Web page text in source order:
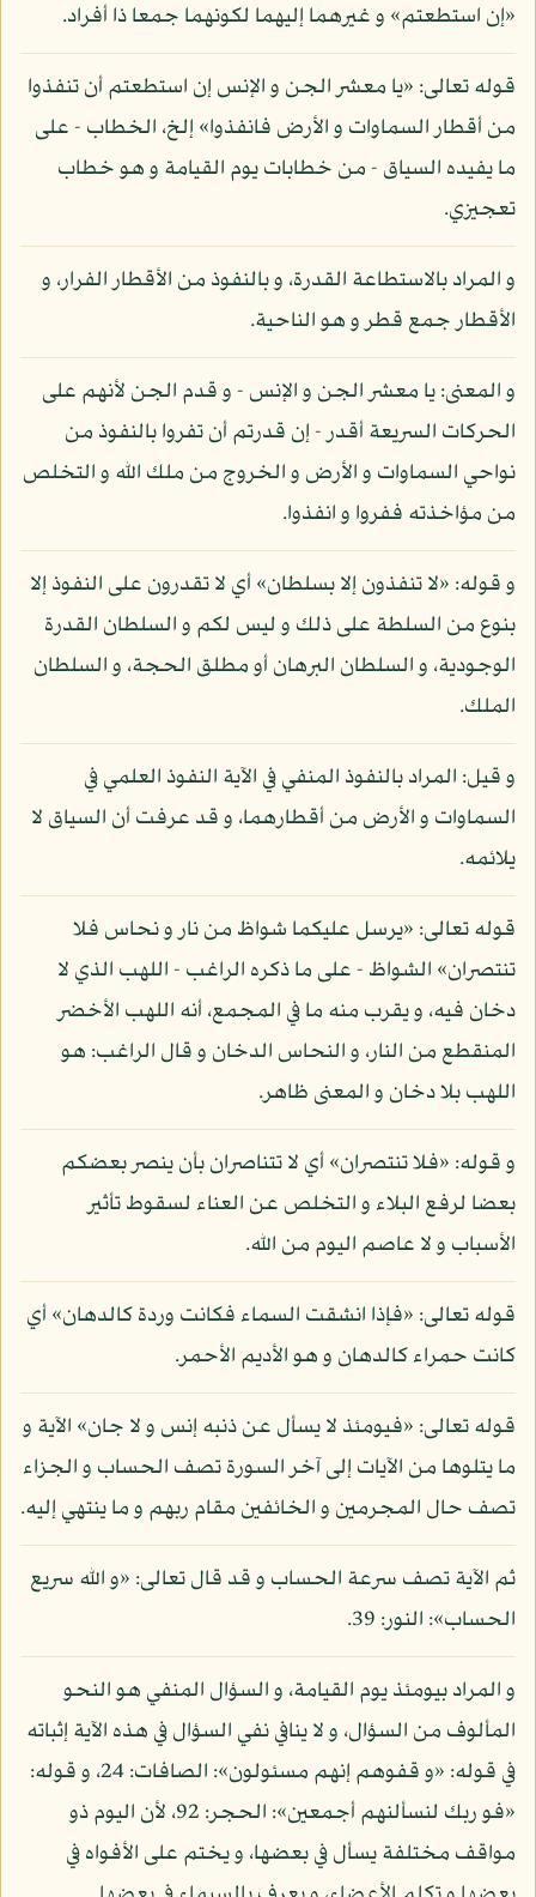
«إن استطعتم» و غيرهما إليهما لكونهما جمعا ذا أفراد.
قوله تعالى: «يا معشر الجن و الإنس إن استطعتم أن تنفذوا
من أقطار السماوات و الأرض فانفذوا» إلخ، الخطاب - على
ما يفيده السياق - من خطابات يوم القيامة و هو خطاب
تعجيزي.
و المراد بالاستطاعة القدرة، و بالنفوذ من الأقطار الفرار، و
الأقطار جمع قطر و هو الناحية.
و المعنى: يا معشر الجن و الإنس - و قدم الجن لأنهم على
الحركات السريعة أقدر - إن قدرتم أن تفروا بالنفوذ من
نواحي السماوات و الأرض و الخروج من ملك الله و التخلص
من مؤاخذته ففروا و انفذوا.
و قوله: «لا تنفذون إلا بسلطان» أي لا تقدرون على النفوذ إلا
بنوع من السلطة على ذلك و ليس لكم و السلطان القدرة
الوجودية، و السلطان البرهان أو مطلق الحجة، و السلطان
الملك.
و قيل: المراد بالنفوذ المنفي في الآية النفوذ العلمي في
السماوات و الأرض من أقطارهما، و قد عرفت أن السياق لا
يلائمه.
قوله تعالى: «يرسل عليكما شواظ من نار و نحاس فلا
تنتصران» الشواظ - على ما ذكره الراغب - اللهب الذي لا
دخان فيه، و يقرب منه ما في المجمع، أنه اللهب الأخضر
المنقطع من النار، و النحاس الدخان و قال الراغب: هو
اللهب بلا دخان و المعنى ظاهر.
و قوله: «فلا تنتصران» أي لا تتناصران بأن ينصر بعضكم
بعضا لرفع البلاء و التخلص عن العناء لسقوط تأثير
الأسباب و لا عاصم اليوم من الله.
قوله تعالى: «فإذا انشقت السماء فكانت وردة كالدهان» أي
كانت حمراء كالدهان و هو الأديم الأحمر.
قوله تعالى: «فيومئذ لا يسأل عن ذنبه إنس و لا جان» الآية و
ما يتلوها من الآيات إلى آخر السورة تصف الحساب و الجزاء
تصف حال المجرمين و الخائفين مقام ربهم و ما ينتهي إليه.
ثم الآية تصف سرعة الحساب و قد قال تعالى: «و الله سريع
الحساب»: النور: 39.
و المراد بيومئذ يوم القيامة، و السؤال المنفي هو النحو
المألوف من السؤال، و لا ينافي نفي السؤال في هذه الآية إثباته
في قوله: «و قفوهم إنهم مسئولون»: الصافات: 24، و قوله:
«فو ربك لنسألنهم أجمعين»: الحجر: 92، لأن اليوم ذو
مواقف مختلفة يسأل في بعضها، و يختم على الأفواه في